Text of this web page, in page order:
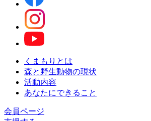
くまもりとは
森と野生動物の現状
活動内容
あなたにできること
会員ページ